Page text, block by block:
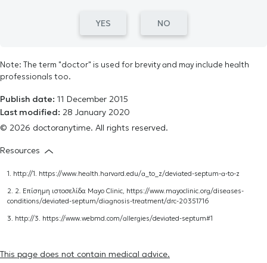
YES NO
Note: The term "doctor" is used for brevity and may include health
professionals too.
Publish date: 11 December 2015
Last modified: 28 January 2020
© 2026 doctoranytime. All rights reserved.
Resources
1. http://1. https://www.health.harvard.edu/a_to_z/deviated-septum-a-to-z
2. 2. Επίσημη ιστοσελίδα Mayo Clinic, https://www.mayoclinic.org/diseases-
conditions/deviated-septum/diagnosis-treatment/drc-20351716
3. http://3. https://www.webmd.com/allergies/deviated-septum#1
This page does not contain medical advice.